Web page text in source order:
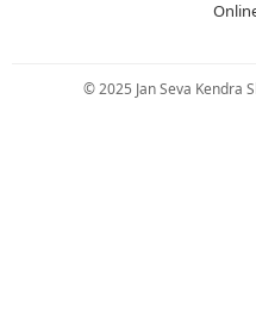
© 2025 Jan Seva Kendra